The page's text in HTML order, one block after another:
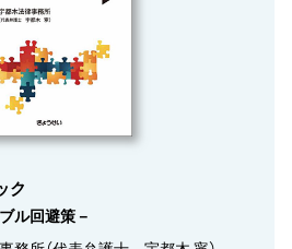
ク
ル回避策－